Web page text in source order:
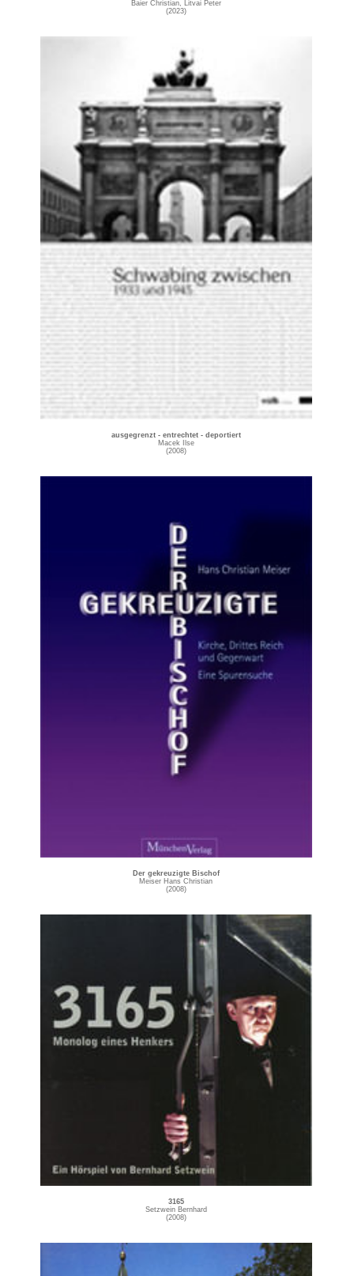
Baier Christian, Litvai Peter
(2023)
ausgegrenzt - entrechtet - deportiert
Macek Ilse
(2008)
Der gekreuzigte Bischof
Meiser Hans Christian
(2008)
3165
Setzwein Bernhard
(2008)